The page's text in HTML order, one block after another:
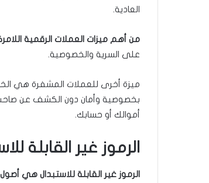
العادية.
من أهم ميزات العملات الرقمية
على السرية والخصوصية.
بخصوصية وأمان دون الكشف عن صاحب
أموالك أو حسابك.
الرموز غير القابلة
الرموز غير القابلة للاستبدال هي